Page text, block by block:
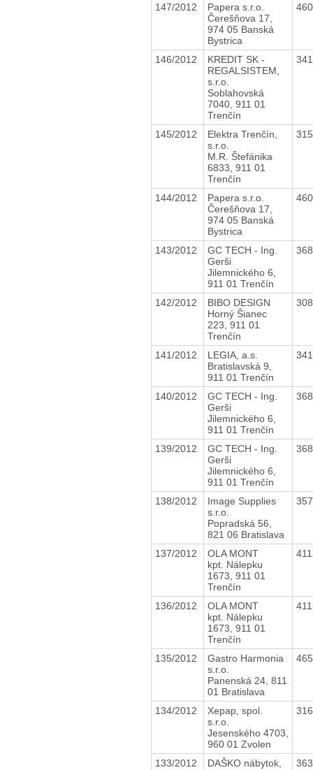
147/2012
Papera s.r.o.
Čerešňova 17,
974 05 Banská
Bystrica
146/2012
KREDIT SK -
REGALSISTEM,
s.r.o.
Soblahovská
7040, 911 01
Trenčín
145/2012
Elektra Trenčín,
s.r.o.
M.R. Štefánika
6833, 911 01
Trenčín
144/2012
Papera s.r.o.
Čerešňova 17,
974 05 Banská
Bystrica
143/2012
GC TECH - Ing.
Gerši
Jilemnického 6,
911 01 Trenčín
142/2012
BIBO DESIGN
Horný Šianec
223, 911 01
Trenčín
141/2012
LEGIA, a.s.
Bratislavská 9,
911 01 Trenčín
140/2012
GC TECH - Ing.
Gerši
Jilemnického 6,
911 01 Trenčín
139/2012
GC TECH - Ing.
Gerši
Jilemnického 6,
911 01 Trenčín
138/2012
Image Supplies
s.r.o.
Popradská 56,
821 06 Bratislava
137/2012
OLA MONT
kpt. Nálepku
1673, 911 01
Trenčín
136/2012
OLA MONT
kpt. Nálepku
1673, 911 01
Trenčín
135/2012
Gastro Harmonia
s.r.o.
Panenská 24, 811
01 Bratislava
134/2012
Xepap, spol.
s.r.o.
Jesenského 4703,
960 01 Zvolen
133/2012
DAŠKO nábytok,